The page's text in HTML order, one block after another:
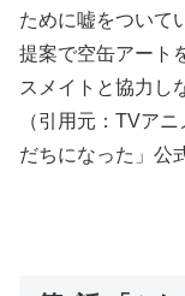
ために嘘をついて
提案で空缶アート
スメイトと協力し
（引用元：TVア
だちになった」公